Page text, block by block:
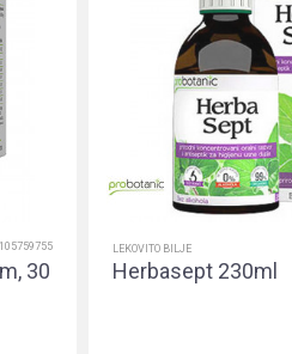
30
LEKOVITO BILJE
Herbasept 230ml